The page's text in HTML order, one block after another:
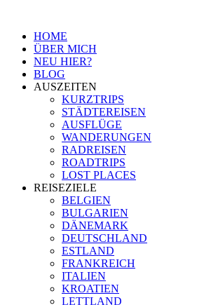
HOME
ÜBER MICH
NEU HIER?
BLOG
AUSZEITEN
KURZTRIPS
STÄDTEREISEN
AUSFLÜGE
WANDERUNGEN
RADREISEN
ROADTRIPS
LOST PLACES
REISEZIELE
BELGIEN
BULGARIEN
DÄNEMARK
DEUTSCHLAND
ESTLAND
FRANKREICH
ITALIEN
KROATIEN
LETTLAND